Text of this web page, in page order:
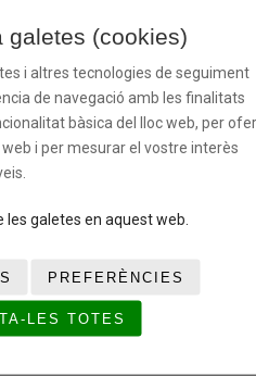
galetes (cookies)
i altres tecnologies de seguiment
de navegació amb les finalitats
bàsica del lloc web, per
i per mesurar el vostre interès
galetes en aquest web.
PREFERÈNCIES
LES TOTES